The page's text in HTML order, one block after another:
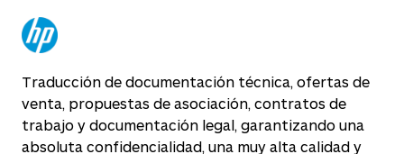
Traducción de documentación técnica, ofertas de
venta, propuestas de asociación, contratos de
trabajo y documentación legal, garantizando una
absoluta confidencialidad, una muy alta calidad y